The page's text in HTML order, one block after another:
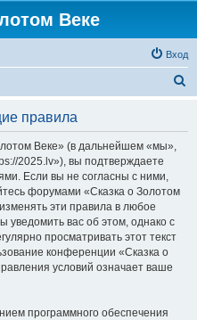
Веке
Вход
правила
Веке» (в дальнейшем «мы»,
2025.lv»), вы подтверждаете
Если вы не согласны с ними,
форумами «Сказка о Золотом
эти правила в любое
уведомить вас об этом, однако с
просматривать этот текст
конференции «Сказка о
условий означает ваше
программного обеспечения